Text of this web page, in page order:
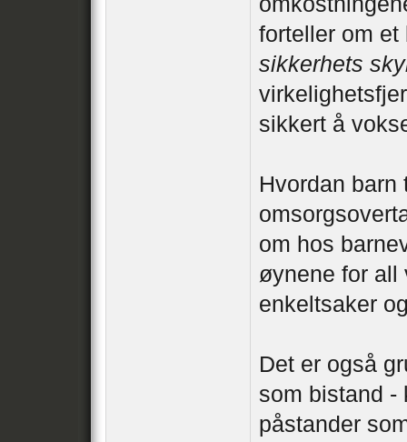
forteller om
sikkerhets
sikkert å
Hvordan barn
om hos
øynene for all
enkeltsaker
Det er også
som bistand -
påstander